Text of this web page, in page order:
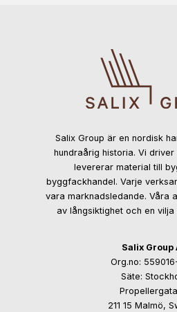
Salix Group är en nordisk
hundraårig historia. Vi
levererar material till
byggfackhandel. Varje
vara marknadsledande. Våra
av långsiktighet och en
Salix Group
Org.no:
Säte:
211 15 Malmö,